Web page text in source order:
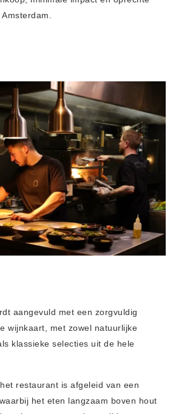
aangevuld met een zorgvuldig
wijnkaart, met zowel natuurlijke
klassieke selecties uit de hele
restaurant is afgeleid van een
het eten langzaam boven hout